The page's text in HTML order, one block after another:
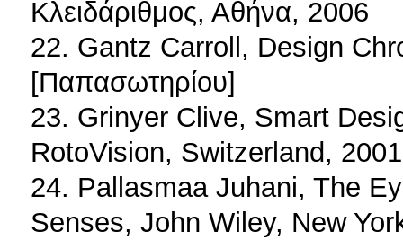
Κλειδάριθμος, Αθήνα, 2006
22. Gantz Carroll, Design
[Παπασωτηρίου]
23. Grinyer Clive, Smart
RotoVision, Switzerland, 2001
24. Pallasmaa Juhani, The
Senses, John Wiley, New